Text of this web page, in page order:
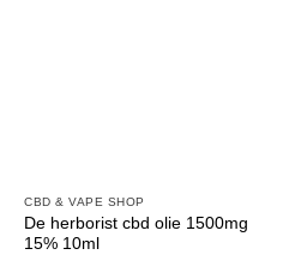
CBD & VAPE SHOP
De herborist cbd olie 1500mg
15% 10ml